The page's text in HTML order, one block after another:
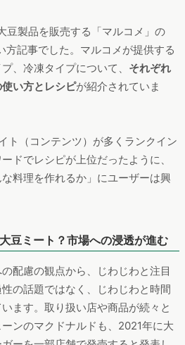
」など保存法やより詳しい情報に
多いことが分かります。また、ス
無印などは比較的男性の関心も高
ます。
でいるのか？流入ページランキン
索での人気コンテンツをチェックし